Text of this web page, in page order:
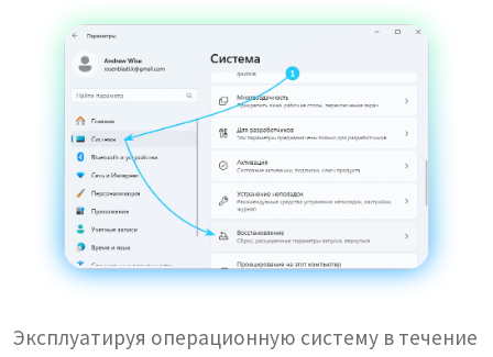
Эксплуатируя операционную систему в течение